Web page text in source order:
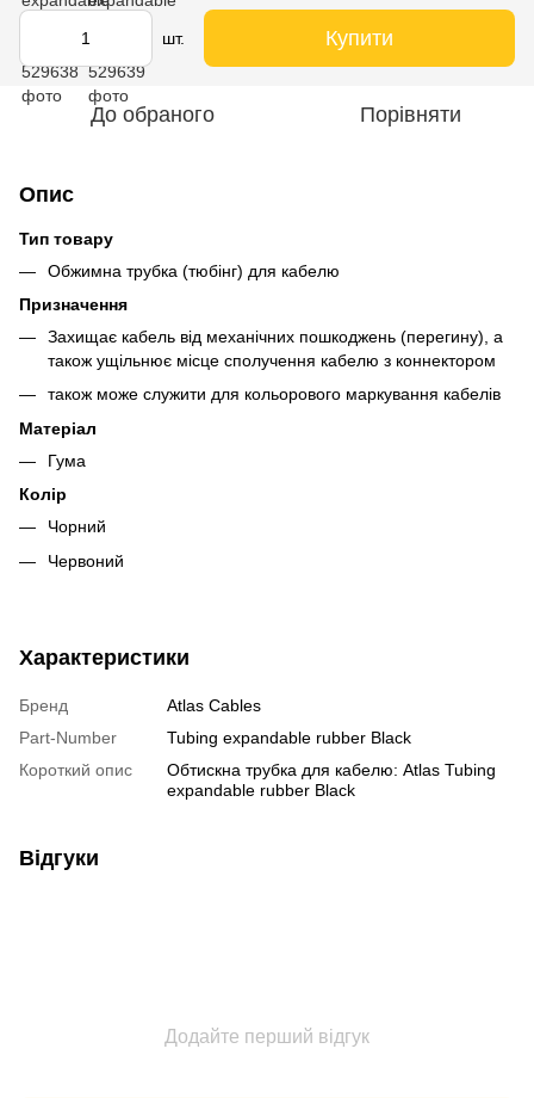
шт. Купити
До обраного Порівняти
Опис
Тип товару
Обжимна трубка (тюбінг) для кабелю
Призначення
Захищає кабель від механічних пошкоджень (перегину), а
також ущільнює місце сполучення кабелю з коннектором
також може служити для кольорового маркування кабелів
Матеріал
Гума
Колір
Чорний
Червоний
Характеристики
Бренд
Atlas Cables
Part-Number
Tubing expandable rubber Black
Короткий опис
Обтискна трубка для кабелю: Atlas Tubing
expandable rubber Black
Відгуки
Додайте перший відгук